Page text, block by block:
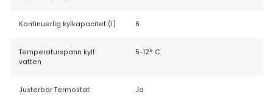
Kontinuerlig kylkapacitet (l) 6
Temperaturspann kylt
vatten
5-12° C
Justerbar Termostat Ja